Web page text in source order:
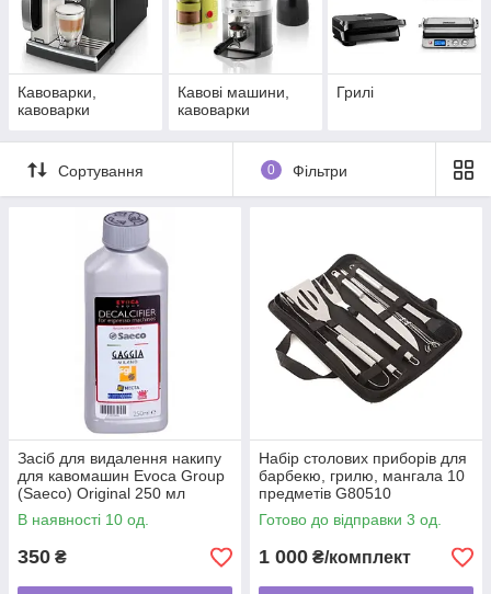
Кавоварки,
кавоварки
Кавові машини,
кавоварки
Грилі
Сортування 0 Фільтри
Засіб для видалення накипу
для кавомашин Evoca Group
(Saeco) Original 250 мл
В наявності 10 од.
350 ₴
Набір столових приборів для
барбекю, грилю, мангала 10
предметів G80510
Готово до відправки 3 од.
1 000 ₴/комплект